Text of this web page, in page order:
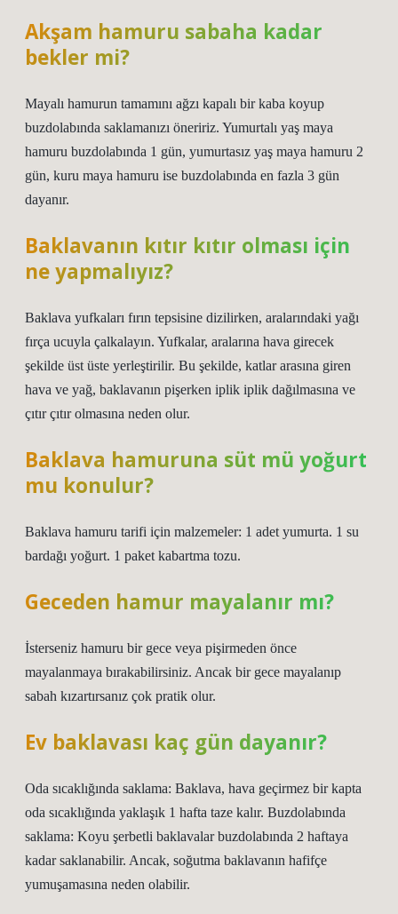
Akşam hamuru sabaha kadar
bekler mi?
Mayalı hamurun tamamını ağzı kapalı bir kaba koyup
buzdolabında saklamanızı öneririz. Yumurtalı yaş maya
hamuru buzdolabında 1 gün, yumurtasız yaş maya hamuru 2
gün, kuru maya hamuru ise buzdolabında en fazla 3 gün
dayanır.
Baklavanın kıtır kıtır olması için
ne yapmalıyız?
Baklava yufkaları fırın tepsisine dizilirken, aralarındaki yağı
fırça ucuyla çalkalayın. Yufkalar, aralarına hava girecek
şekilde üst üste yerleştirilir. Bu şekilde, katlar arasına giren
hava ve yağ, baklavanın pişerken iplik iplik dağılmasına ve
çıtır çıtır olmasına neden olur.
Baklava hamuruna süt mü yoğurt
mu konulur?
Baklava hamuru tarifi için malzemeler: 1 adet yumurta. 1 su
bardağı yoğurt. 1 paket kabartma tozu.
Geceden hamur mayalanır mı?
İsterseniz hamuru bir gece veya pişirmeden önce
mayalanmaya bırakabilirsiniz. Ancak bir gece mayalanıp
sabah kızartırsanız çok pratik olur.
Ev baklavası kaç gün dayanır?
Oda sıcaklığında saklama: Baklava, hava geçirmez bir kapta
oda sıcaklığında yaklaşık 1 hafta taze kalır. Buzdolabında
saklama: Koyu şerbetli baklavalar buzdolabında 2 haftaya
kadar saklanabilir. Ancak, soğutma baklavanın hafifçe
yumuşamasına neden olabilir.